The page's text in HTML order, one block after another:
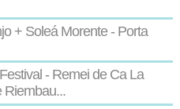
+ Soleá Morente - Porta
- Remei de Ca La
Riembau...